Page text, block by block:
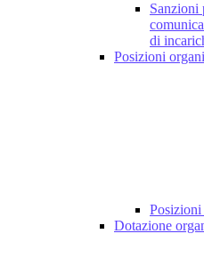
Sanzioni
di
Posizioni
Dotazione